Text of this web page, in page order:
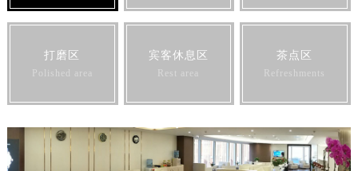
打磨区
Polished area
宾客休息区
Rest area
茶点区
Refreshments